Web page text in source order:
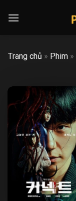
Trang chủ » Phim »